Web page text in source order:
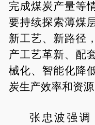
完成煤炭产量等
要持续探索薄煤
新工艺、新路径
产工艺革新、配
械化、智能化降
炭生产效率和资源
张忠波强调